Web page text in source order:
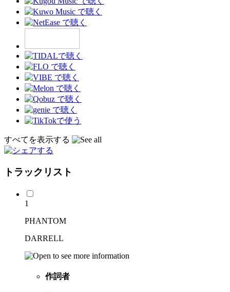
すべてを表示する
トラックリスト
1
PHANTOM
DARRELL
作詞者